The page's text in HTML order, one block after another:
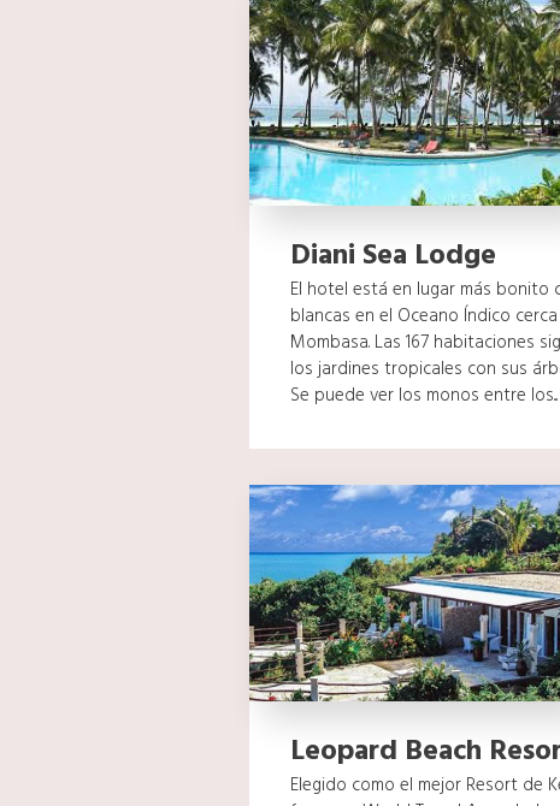
Diani Sea Lodge
El hotel está en lugar más bonito
blancas en el Oceano Índico
Mombasa. Las 167 habitaciones
los jardines tropicales con sus
Se puede ver los monos entre los...
Leopard Beach
Elegido como el mejor Resort de